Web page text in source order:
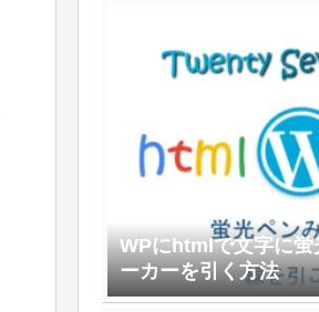
WPにhtmlで文字に蛍
ーカーを引く方法